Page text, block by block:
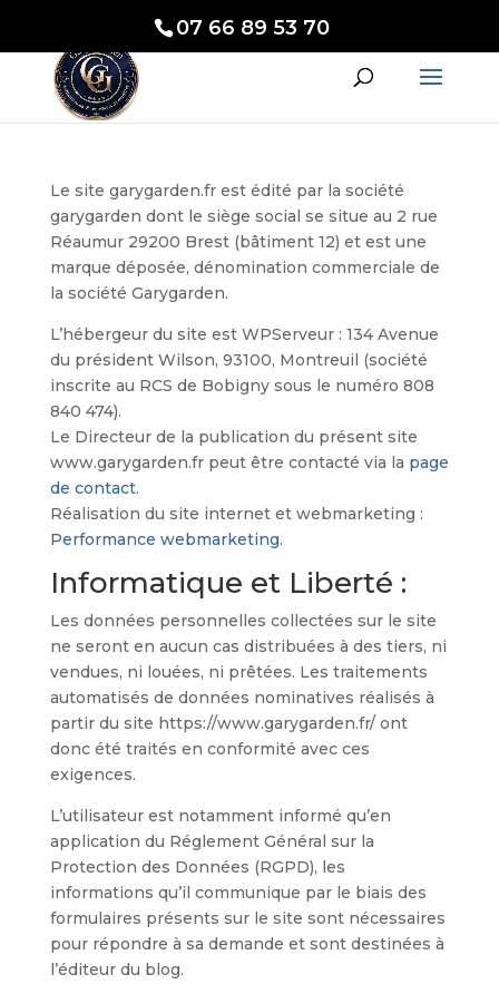
07 66 89 53 70
Le site garygarden.fr est édité par la société
garygarden dont le siège social se situe au 2 rue
Réaumur 29200 Brest (bâtiment 12) et est une
marque déposée, dénomination commerciale de
la société Garygarden.
L’hébergeur du site est WPServeur : 134 Avenue
du président Wilson, 93100, Montreuil (société
inscrite au RCS de Bobigny sous le numéro 808
840 474).
Le Directeur de la publication du présent site
www.garygarden.fr peut être contacté via la page
de contact.
Réalisation du site internet et webmarketing :
Performance webmarketing.
Informatique et Liberté :
Les données personnelles collectées sur le site
ne seront en aucun cas distribuées à des tiers, ni
vendues, ni louées, ni prêtées. Les traitements
automatisés de données nominatives réalisés à
partir du site https://www.garygarden.fr/ ont
donc été traités en conformité avec ces
exigences.
L’utilisateur est notamment informé qu’en
application du Réglement Général sur la
Protection des Données (RGPD), les
informations qu’il communique par le biais des
formulaires présents sur le site sont nécessaires
pour répondre à sa demande et sont destinées à
l’éditeur du blog.